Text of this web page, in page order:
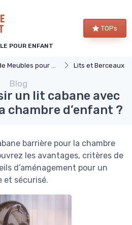
POUR ENFANT
TOPs
pour Enfants Lits et Berceaux
Blog
un lit cabane avec
chambre d’enfant ?
barrière pour la chambre
les avantages, critères de
d’aménagement pour un
et sécurisé.